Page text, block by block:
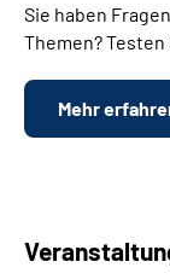
Sie haben
Themen?
Mehr